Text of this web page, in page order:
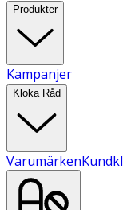
Produkter
Kampanjer
Kloka Råd
Varumärken